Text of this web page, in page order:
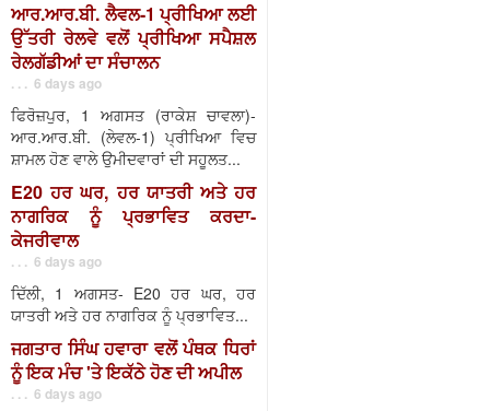
ਆਰ.ਆਰ.ਬੀ. ਲੈਵਲ-1 ਪ੍ਰੀਖਿਆ ਲਈ
ਉੱਤਰੀ ਰੇਲਵੇ ਵਲੋਂ ਪ੍ਰੀਖਿਆ ਸਪੈਸ਼ਲ
ਰੇਲਗੱਡੀਆਂ ਦਾ ਸੰਚਾਲਨ
. . . 6 days ago
ਫਿਰੋਜ਼ਪੁਰ, 1 ਅਗਸਤ (ਰਾਕੇਸ਼ ਚਾਵਲਾ)-
ਆਰ.ਆਰ.ਬੀ. (ਲੇਵਲ-1) ਪ੍ਰੀਖਿਆ ਵਿਚ
ਸ਼ਾਮਲ ਹੋਣ ਵਾਲੇ ਉਮੀਦਵਾਰਾਂ ਦੀ ਸਹੂਲਤ...
E20 ਹਰ ਘਰ, ਹਰ ਯਾਤਰੀ ਅਤੇ ਹਰ
ਨਾਗਰਿਕ ਨੂੰ ਪ੍ਰਭਾਵਿਤ ਕਰਦਾ-
ਕੇਜਰੀਵਾਲ
. . . 6 days ago
ਦਿੱਲੀ, 1 ਅਗਸਤ- E20 ਹਰ ਘਰ, ਹਰ
ਯਾਤਰੀ ਅਤੇ ਹਰ ਨਾਗਰਿਕ ਨੂੰ ਪ੍ਰਭਾਵਿਤ...
ਜਗਤਾਰ ਸਿੰਘ ਹਵਾਰਾ ਵਲੋਂ ਪੰਥਕ ਧਿਰਾਂ
ਨੂੰ ਇਕ ਮੰਚ 'ਤੇ ਇਕੱਠੇ ਹੋਣ ਦੀ ਅਪੀਲ
. . . 6 days ago